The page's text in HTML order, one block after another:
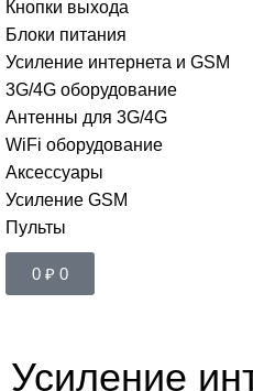
Кнопки выхода
Блоки питания
Усиление интернета и GSM
3G/4G оборудование
Антенны для 3G/4G
WiFi оборудование
Аксессуары
Усиление GSM
Пульты
0 ₽ 0
Усиление